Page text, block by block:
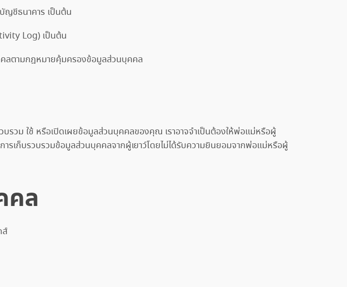
ญชีธนาคาร เป็นต้น
Log) เป็นต้น
คลตามกฎหมายคุ้มครองข้อมูลส่วนบุคคล
รวม ใช้ หรือเปิดเผยข้อมูลส่วนบุคคลของคุณ เราอาจจำเป็นต้องให้พ่อแม่หรือผู้
เก็บรวบรวมข้อมูลส่วนบุคคลจากผู้เยาว์โดยไม่ได้รับความยินยอมจากพ่อแม่หรือผู้
คล
ส์